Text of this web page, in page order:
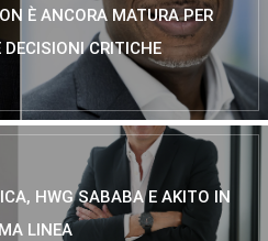
È ANCORA MATURA PER
DECISIONI CRITICHE
HWG SABABA E AKITO IN
LINEA